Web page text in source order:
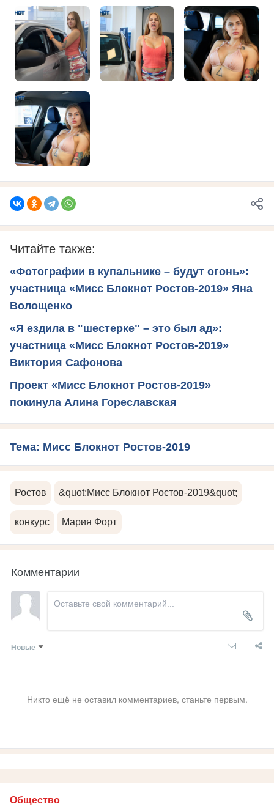
Читайте также:
«Фотографии в купальнике – будут огонь»:
участница «Мисс Блокнот Ростов-2019» Яна
Волощенко
«Я ездила в "шестерке" – это был ад»:
участница «Мисс Блокнот Ростов-2019»
Виктория Сафонова
Проект «Мисс Блокнот Ростов-2019»
покинула Алина Гореславская
Тема: Мисс Блокнот Ростов-2019
Ростов &quot;Мисс Блокнот Ростов-2019&quot;
конкурс Мария Форт
Комментарии
Новые
Никто ещё не оставил комментариев, станьте первым.
Общество